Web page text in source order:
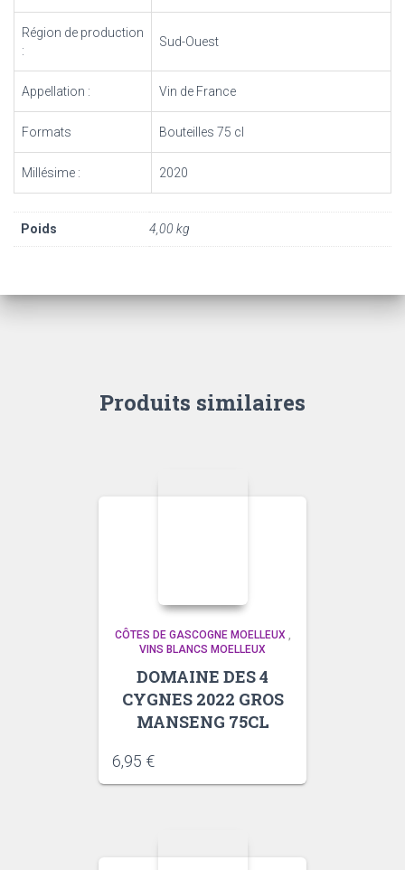
Région de production
:
Sud-Ouest
Appellation : Vin de France
Formats Bouteilles 75 cl
Millésime : 2020
Poids 4,00 kg
Produits similaires
CÔTES DE GASCOGNE MOELLEUX,
VINS BLANCS MOELLEUX
DOMAINE DES 4
CYGNES 2022 GROS
MANSENG 75CL
6,95 €